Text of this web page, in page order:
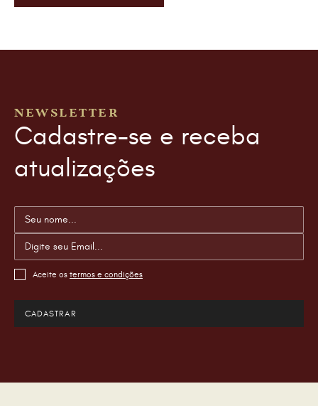
NEWSLETTER
Cadastre-se e receba
atualizações
Aceite os termos e condições